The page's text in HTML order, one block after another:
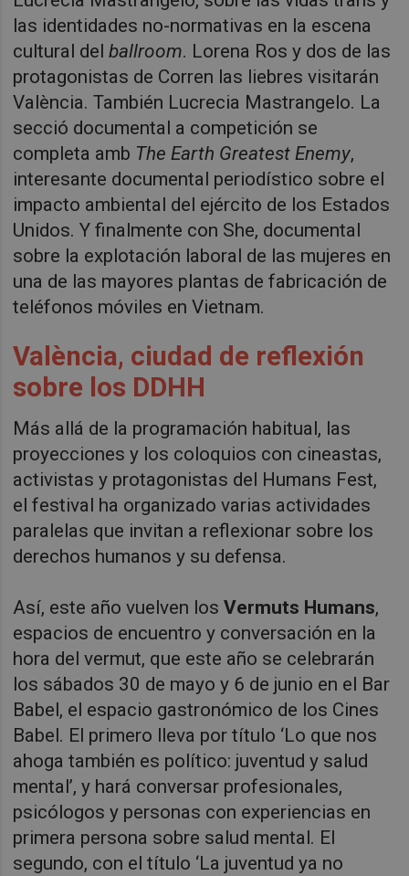
las identidades no-normativas en la escena
cultural delballroom. Lorena Ros y dos de las
protagonistas de Corren las liebres visitarán
València. También Lucrecia Mastrangelo. La
secció documental a competición se
completa amb The Earth Greatest Enemy,
interesante documental periodístico sobre el
impacto ambiental del ejército de los Estados
Unidos. Y finalmente con She, documental
sobre la explotación laboral de las mujeres en
una de las mayores plantas de fabricación de
teléfonos móviles en Vietnam.
València, ciudad de reflexión
sobre los DDHH
Más allá de la programación habitual, las
proyecciones y los coloquios con cineastas,
activistas y protagonistas del Humans Fest,
el festival ha organizado varias actividades
paralelas que invitan a reflexionar sobre los
derechos humanos y su defensa.
Así, este año vuelven losVermuts Humans,
espacios de encuentro y conversación en la
hora del vermut, que este año se celebrarán
los sábados 30 de mayo y 6 de junio en el Bar
Babel, el espacio gastronómico de los Cines
Babel. El primero lleva por título ‘Lo que nos
ahoga también es político: juventud y salud
mental’, y hará conversar profesionales,
psicólogos y personas con experiencias en
primera persona sobre salud mental. El
segundo, con el título ‘La juventud ya no